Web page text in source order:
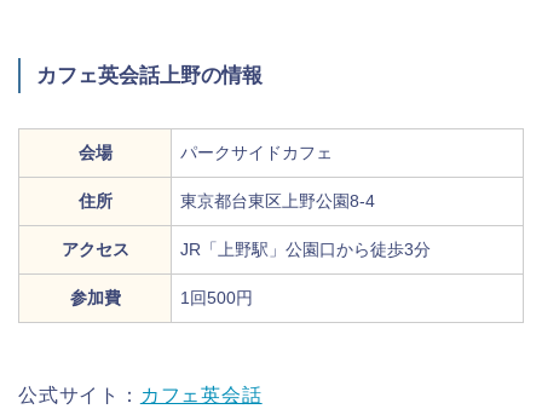
カフェ英会話上野の情報
会場 パークサイドカフェ
住所 東京都台東区上野公園8-4
アクセス JR「上野駅」公園口から徒歩3分
参加費 1回500円
公式サイト： カフェ英会話